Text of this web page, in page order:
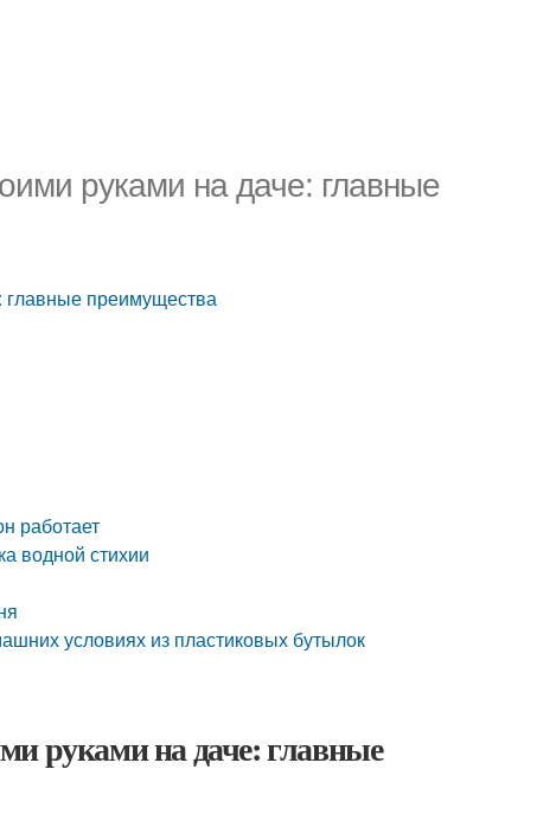
руками на даче: главные
главные преимущества
работает
водной стихии
условиях из пластиковых бутылок
руками на даче: главные